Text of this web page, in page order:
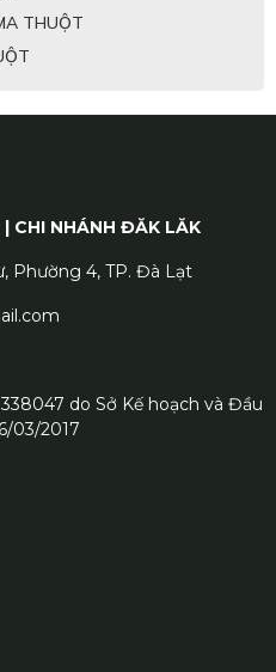
THUỘT
CHI NHÁNH ĐĂK LĂK
Phường 4, TP. Đà Lạt
do Sở Kế hoạch và Đầu
03/2017